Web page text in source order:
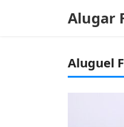
Alugar
Aluguel